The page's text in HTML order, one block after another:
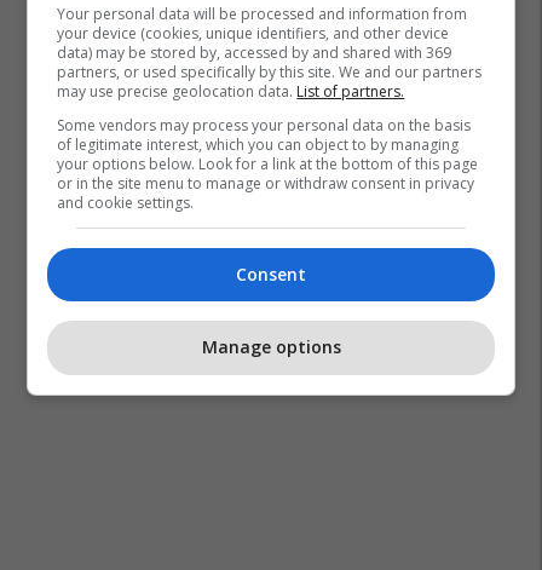
Barcelona Real Madrid La Liga El Clasico
Your personal data will be processed and information from
your device (cookies, unique identifiers, and other device
data) may be stored by, accessed by and shared with 369
partners, or used specifically by this site. We and our partners
may use precise geolocation data. List of partners.
Some vendors may process your personal data on the basis
of legitimate interest, which you can object to by managing
your options below. Look for a link at the bottom of this page
or in the site menu to manage or withdraw consent in privacy
and cookie settings.
Consent
Manage options